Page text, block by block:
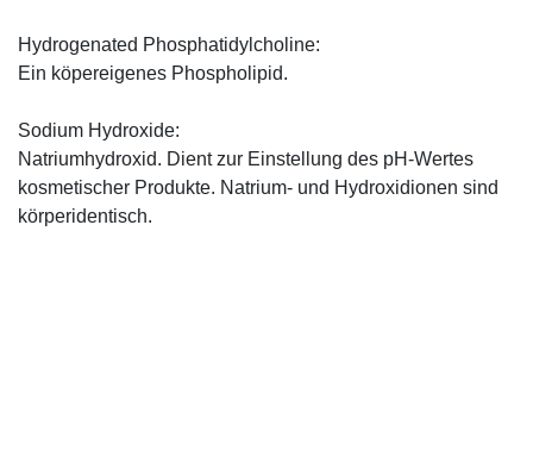
Hydrogenated Phosphatidylcholine:
Ein köpereigenes Phospholipid.
Sodium Hydroxide:
Natriumhydroxid. Dient zur Einstellung des pH-Wertes
kosmetischer Produkte. Natrium- und Hydroxidionen sind
körperidentisch.